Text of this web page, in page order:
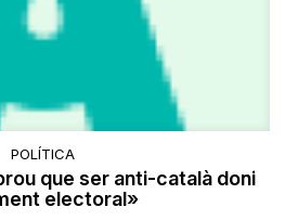
POLÍTICA
que ser anti-català doni
electoral»